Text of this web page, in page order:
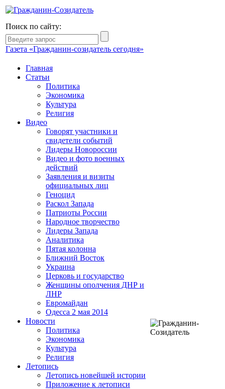
Поиск по сайту:
Газета «Гражданин-созидатель сегодня»
Главная
Статьи
Политика
Экономика
Культура
Религия
Видео
Говорят участники и
свидетели событий
Лидеры Новороссии
Видео и фото военных
действий
Заявления и визиты
официальных лиц
Геноцид
Раскол Запада
Патриоты России
Народное творчество
Лидеры Запада
Аналитика
Пятая колонна
Ближний Восток
Украина
Церковь и государство
Женщины ополчения ДНР и
ЛНР
Евромайдан
Одесса 2 мая 2014
Новости
Политика
Экономика
Культура
Религия
Летопись
Летопись новейшей истории
Приложение к летописи